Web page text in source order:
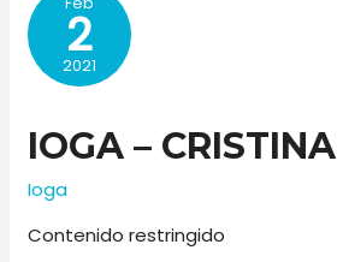
2
2021
IOGA – CRISTINA
Ioga
Contenido restringido